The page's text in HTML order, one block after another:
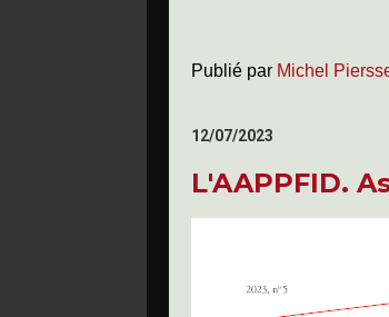
Publié par Michel
12/07/2023
L'AAPPFID.